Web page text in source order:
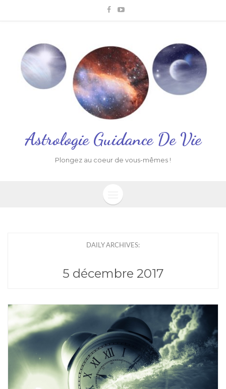
Astrologie Guidance De Vie
Plongez au coeur de vous-mêmes !
DAILY ARCHIVES:
5 décembre 2017